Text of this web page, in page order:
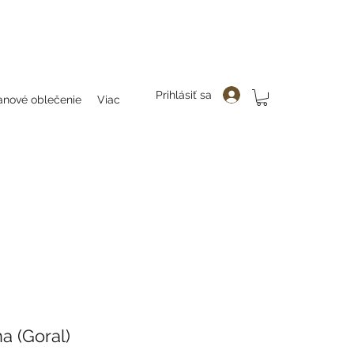
oblečenie Viac Prihlásiť sa
(Goral)